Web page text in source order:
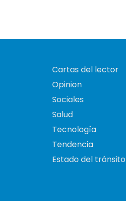
Cartas del lector
Opinion
Sociales
Salud
Tecnología
Tendencia
Estado del tránsito